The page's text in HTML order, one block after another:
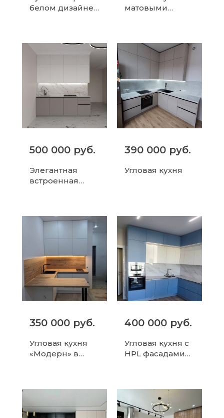
белом дизайне
матовыми
акцентами
500 000 руб.
Элегантная
встроенная
серыми
390 000 руб.
Угловая кухня
350 000 руб.
Угловая кухня
«Модерн» в
400 000 руб.
Угловая кухня с
HPL фасадами